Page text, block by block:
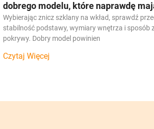
dobrego modelu, które naprawdę
Wybierając znicz szklany na wkład, sprawdź
stabilność podstawy, wymiary wnętrza i sposób
pokrywy. Dobry model powinien
Czytaj Więcej